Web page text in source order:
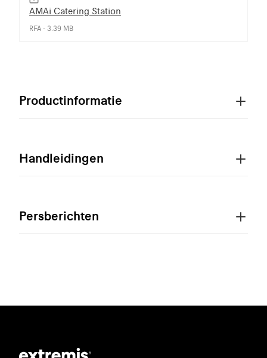
AMAi Catering Station
RFA - 3.39 MB
Productinformatie
Handleidingen
Persberichten